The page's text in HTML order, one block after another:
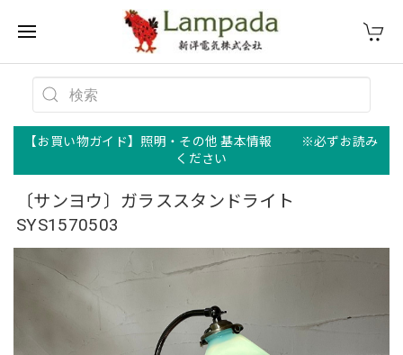
【お買い物ガイド】照明・その他 基本情報 ※必ずお読み
ください
〔サンヨウ〕ガラススタンドライト
SYS1570503